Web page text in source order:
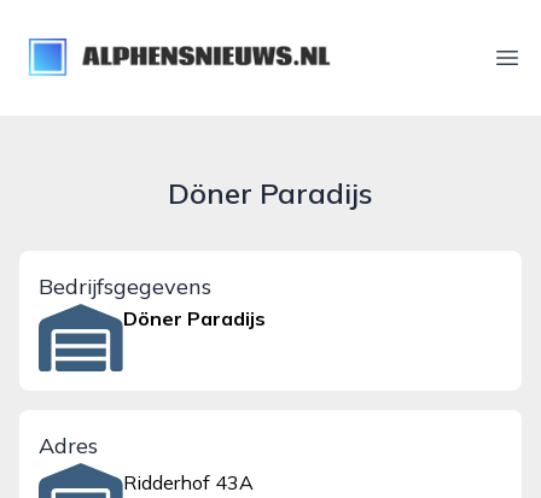
alphensnieuws.nl
Döner Paradijs
Bedrijfsgegevens
Döner Paradijs
Adres
Ridderhof 43A